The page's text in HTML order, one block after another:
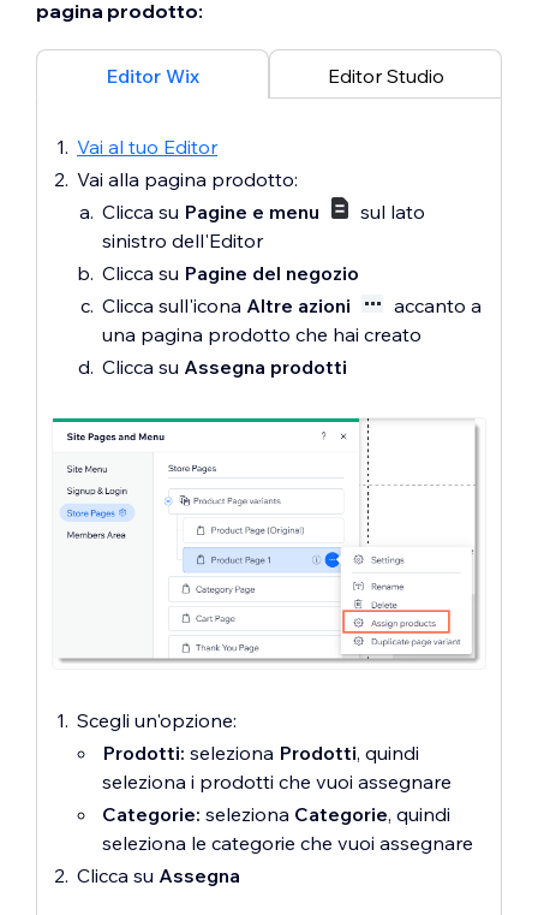
pagina prodotto:
Editor Wix Editor Studio
Vai al tuo Editor
Vai alla pagina prodotto:
Clicca su Pagine e menu
sul lato
sinistro dell'Editor
Clicca su Pagine del negozio
Clicca sull'icona Altre azioni
accanto a
una pagina prodotto che hai creato
Clicca su Assegna prodotti
Scegli un'opzione:
Prodotti: seleziona Prodotti, quindi
seleziona i prodotti che vuoi assegnare
Categorie: seleziona Categorie, quindi
seleziona le categorie che vuoi assegnare
Clicca su Assegna